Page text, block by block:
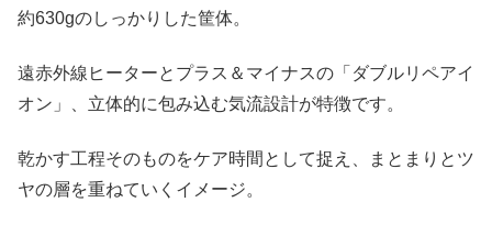
約630gのしっかりした筐体。
遠赤外線ヒーターとプラス＆マイナスの「ダブルリペアイ
オン」、立体的に包み込む気流設計が特徴です。
乾かす工程そのものをケア時間として捉え、まとまりとツ
ヤの層を重ねていくイメージ。